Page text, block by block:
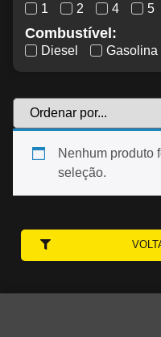
1 2 4 5
Combustível:
Diesel Gasolina
Nenhum produto
seleção.